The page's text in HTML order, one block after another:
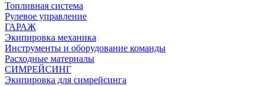
Топливная система
Рулевое управление
ГАРАЖ
Экипировка механика
Инструменты и оборудование команды
Расходные материалы
СИМРЕЙСИНГ
Экипировка для симрейсинга